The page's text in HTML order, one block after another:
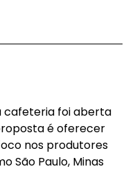
cafeteria foi aberta
é oferecer
nos produtores
São Paulo, Minas